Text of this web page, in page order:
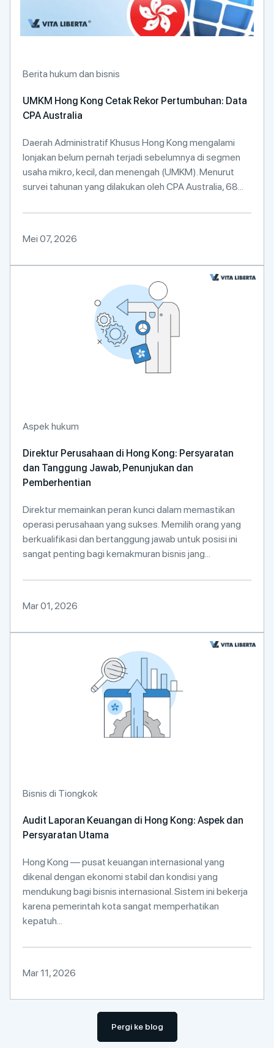
Berita hukum dan bisnis
UMKM Hong Kong Cetak Rekor Pertumbuhan: Data
CPA Australia
Daerah Administratif Khusus Hong Kong mengalami
lonjakan belum pernah terjadi sebelumnya di segmen
usaha mikro, kecil, dan menengah (UMKM). Menurut
survei tahunan yang dilakukan oleh CPA Australia, 68...
Mei 07, 2026
Aspek hukum
Direktur Perusahaan di Hong Kong: Persyaratan
dan Tanggung Jawab, Penunjukan dan
Pemberhentian
Direktur memainkan peran kunci dalam memastikan
operasi perusahaan yang sukses. Memilih orang yang
berkualifikasi dan bertanggung jawab untuk posisi ini
sangat penting bagi kemakmuran bisnis jang...
Mar 01, 2026
Bisnis di Tiongkok
Audit Laporan Keuangan di Hong Kong: Aspek dan
Persyaratan Utama
Hong Kong — pusat keuangan internasional yang
dikenal dengan ekonomi stabil dan kondisi yang
mendukung bagi bisnis internasional. Sistem ini bekerja
karena pemerintah kota sangat memperhatikan
kepatuh...
Mar 11, 2026
Pergi ke blog